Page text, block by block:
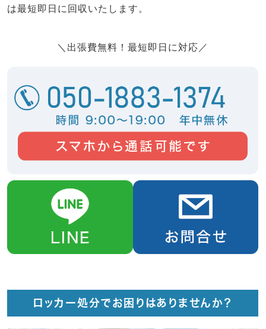
は最短即日に回収いたします。
＼出張費無料！最短即日に対応／
ロッカー処分でお困りはありませんか？